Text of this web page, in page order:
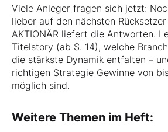
Viele Anleger fragen sich jetzt:
lieber auf den nächsten
AKTIONÄR liefert die Antworten.
Titelstory (ab S. 14), welche
die stärkste Dynamik entfalten –
richtigen Strategie Gewinne von
möglich sind.
Weitere Themen im Heft: